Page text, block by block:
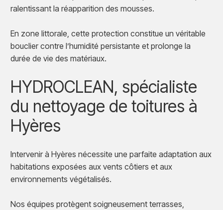
ralentissant la réapparition des mousses.
En zone littorale, cette protection constitue un véritable
bouclier contre l’humidité persistante et prolonge la
durée de vie des matériaux.
HYDROCLEAN, spécialiste
du nettoyage de toitures à
Hyères
Intervenir à Hyères nécessite une parfaite adaptation aux
habitations exposées aux vents côtiers et aux
environnements végétalisés.
Nos équipes protègent soigneusement terrasses,